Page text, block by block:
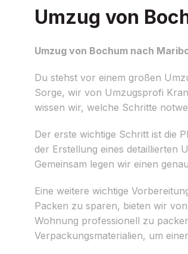
Umzug von
Umzug von Bochum nach
Du stehst vor einem großen
Sorge, wir von Umzugsprofi
wissen wir, welche Schritte
Der erste wichtige Schritt ist die
der Erstellung eines detaillierten
Gemeinsam legen wir einen
Eine weitere wichtige
Packen zu sparen, bieten wir
Wohnung professionell zu
Verpackungsmaterialien, um